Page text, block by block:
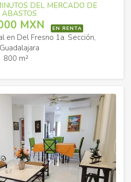
DEL MERCADO DE
ABASTOS
MXN EN RENTA
en Del Fresno 1a. Sección,
Guadalajara
800 m²